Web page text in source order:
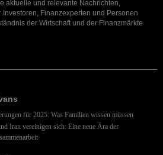
aktuelle und relevante Nachrichten,
Finanzexperten und Personen
der Wirtschaft und der Finanzmärkte
für 2025: Was Familien wissen müssen
Iran vereinigen sich: Eine neue Ära der